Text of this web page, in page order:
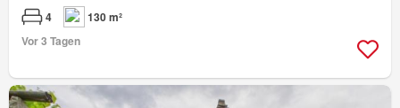
4
130 m²
Vor 3 Tagen